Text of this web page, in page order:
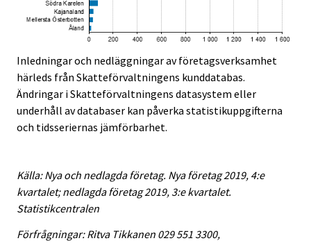
Inledningar och nedläggningar av företagsverksamhet
härleds från Skatteförvaltningens kunddatabas.
Ändringar i Skatteförvaltningens datasystem eller
underhåll av databaser kan påverka statistikuppgifterna
och tidsseriernas jämförbarhet.
Källa: Nya och nedlagda företag. Nya företag 2019, 4:e
kvartalet; nedlagda företag 2019, 3:e kvartalet.
Statistikcentralen
Förfrågningar: Ritva Tikkanen 029 551 3300,